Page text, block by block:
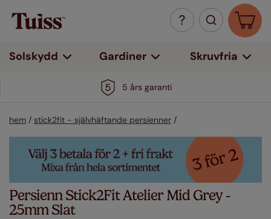
Solskydd Gardiner Skruvfria
5 års garanti
hem / stick2fit - självhäftande persienner /
Persienn Stick2Fit Atelier Mid Grey -
25mm Slat